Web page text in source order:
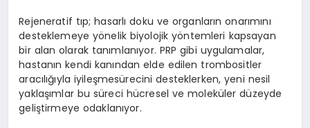
Rejeneratif tıp; hasarlı doku ve organların onarımını
desteklemeye yönelik biyolojik yöntemleri kapsayan
bir alan olarak tanımlanıyor. PRP gibi uygulamalar,
hastanın kendi kanından elde edilen trombositler
aracılığıyla iyileşmesürecini desteklerken, yeni nesil
yaklaşımlar bu süreci hücresel ve moleküler düzeyde
geliştirmeye odaklanıyor.